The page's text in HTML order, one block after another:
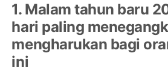
1. Malam tahun baru
hari paling
mengharukan bagi
ini